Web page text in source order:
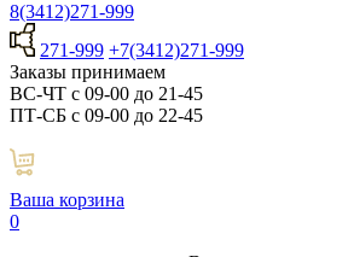
8(3412)271-999
271-999 +7(3412)271-999
Заказы принимаем
ВС-ЧТ с 09-00 до 21-45
ПТ-СБ с 09-00 до 22-45
Ваша корзина
0